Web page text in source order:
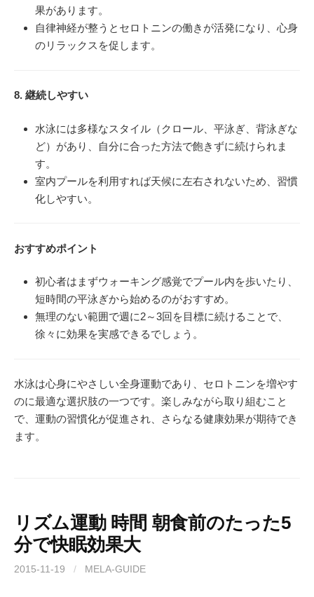
果があります。
自律神経が整うとセロトニンの働きが活発になり、心身
のリラックスを促します。
8. 継続しやすい
水泳には多様なスタイル（クロール、平泳ぎ、背泳ぎな
ど）があり、自分に合った方法で飽きずに続けられま
す。
室内プールを利用すれば天候に左右されないため、習慣
化しやすい。
おすすめポイント
初心者はまずウォーキング感覚でプール内を歩いたり、
短時間の平泳ぎから始めるのがおすすめ。
無理のない範囲で週に2～3回を目標に続けることで、
徐々に効果を実感できるでしょう。
水泳は心身にやさしい全身運動であり、セロトニンを増やす
のに最適な選択肢の一つです。楽しみながら取り組むこと
で、運動の習慣化が促進され、さらなる健康効果が期待でき
ます。
リズム運動 時間 朝食前のたった5
分で快眠効果大
2015-11-19 / MELA-GUIDE